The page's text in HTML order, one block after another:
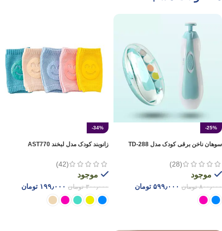
-25%
سوهان ناخن برقی کودک مدل TD-288
(28)
موجود
۸۰۰٫۰۰۰ تومان ۵۹۹٫۰۰۰ تومان
-34%
زانوبند کودک مدل لبخند AST770
(42)
موجود
۳۰۰٫۰۰۰ تومان ۱۹۹٫۰۰۰ تومان